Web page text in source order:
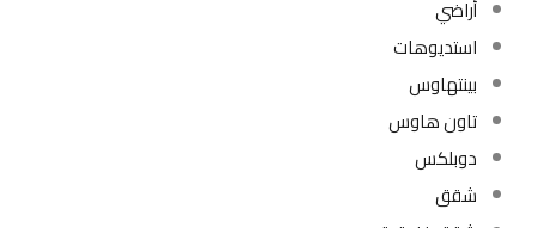
أراضي
استديوهات
بينتهاوس
تاون هاوس
دوبلكس
شقق